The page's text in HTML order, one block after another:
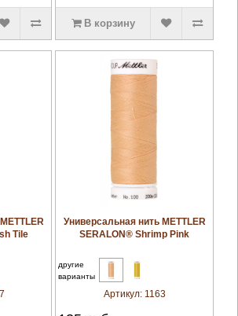
В корзину
Tile
увеличить
Универсальная нить METTLER
SERALON® Shrimp Pink
другие
варианты
Артикул: 1163